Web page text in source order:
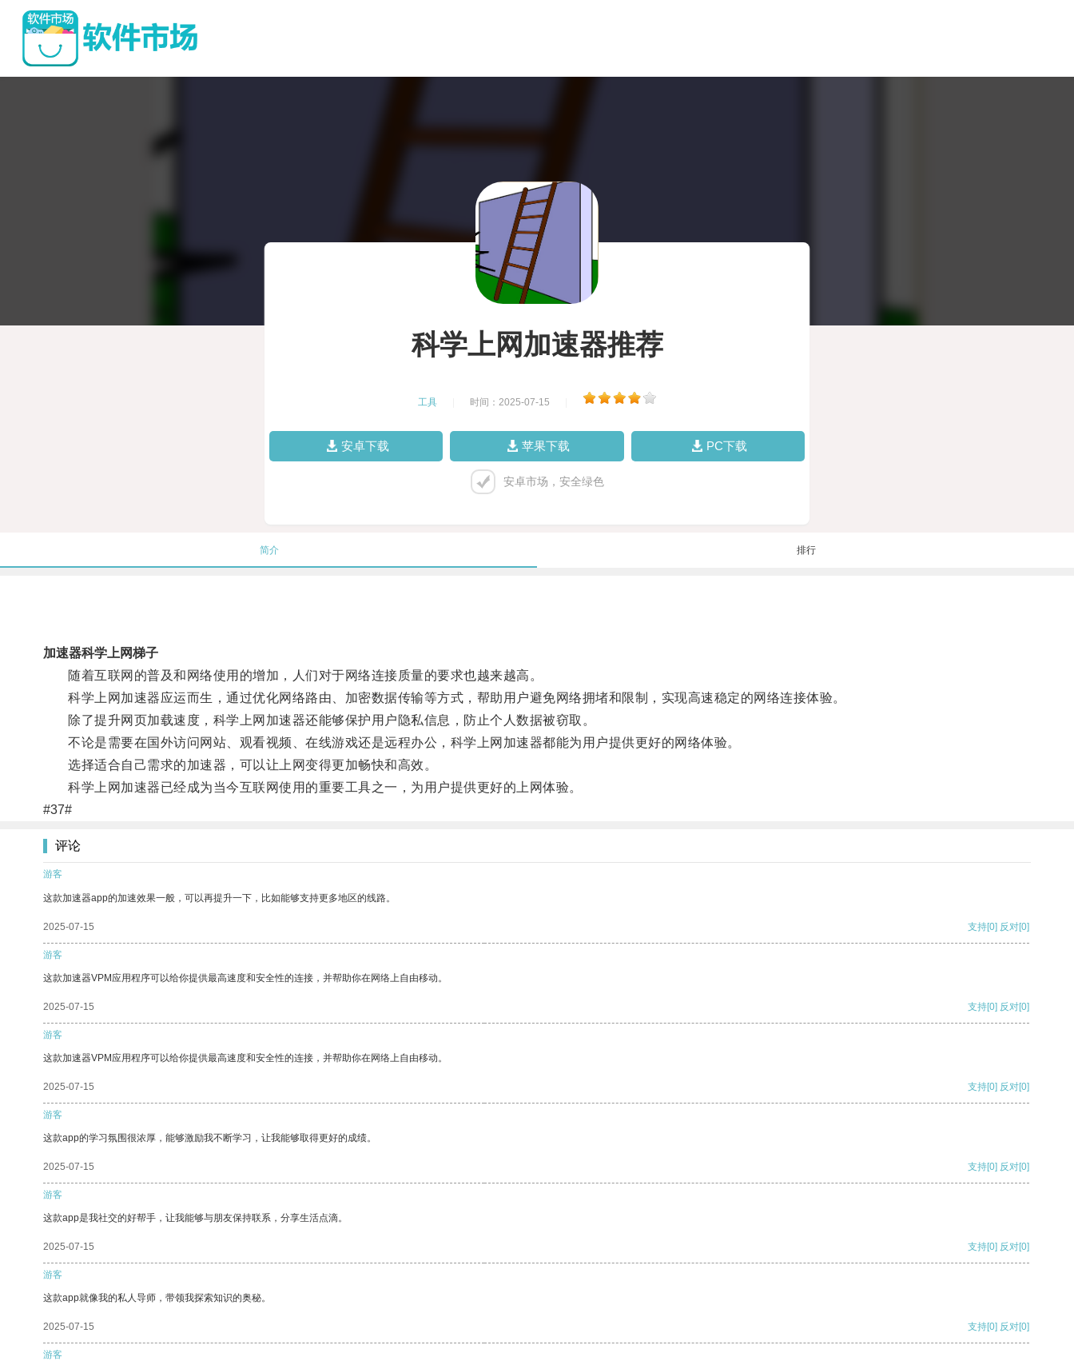
科学上网加速器推荐
工具 时间：2025-07-15
安卓下载 苹果下载 PC下载
安卓市场，安全绿色
简介 排行
加速器科学上网梯子
随着互联网的普及和网络使用的增加，人们对于网络连接质量的要求也越来越高。
科学上网加速器应运而生，通过优化网络路由、加密数据传输等方式，帮助用户避免网络拥堵和限制，实现高速稳定的网络连接体验。
除了提升网页加载速度，科学上网加速器还能够保护用户隐私信息，防止个人数据被窃取。
不论是需要在国外访问网站、观看视频、在线游戏还是远程办公，科学上网加速器都能为用户提供更好的网络体验。
选择适合自己需求的加速器，可以让上网变得更加畅快和高效。
科学上网加速器已经成为当今互联网使用的重要工具之一，为用户提供更好的上网体验。
#37#
评论
游客
这款加速器app的加速效果一般，可以再提升一下，比如能够支持更多地区的线路。
2025-07-15 支持[0] 反对[0]
游客
这款加速器VPM应用程序可以给你提供最高速度和安全性的连接，并帮助你在网络上自由移动。
2025-07-15 支持[0] 反对[0]
游客
这款加速器VPM应用程序可以给你提供最高速度和安全性的连接，并帮助你在网络上自由移动。
2025-07-15 支持[0] 反对[0]
游客
这款app的学习氛围很浓厚，能够激励我不断学习，让我能够取得更好的成绩。
2025-07-15 支持[0] 反对[0]
游客
这款app是我社交的好帮手，让我能够与朋友保持联系，分享生活点滴。
2025-07-15 支持[0] 反对[0]
游客
这款app就像我的私人导师，带领我探索知识的奥秘。
2025-07-15 支持[0] 反对[0]
游客